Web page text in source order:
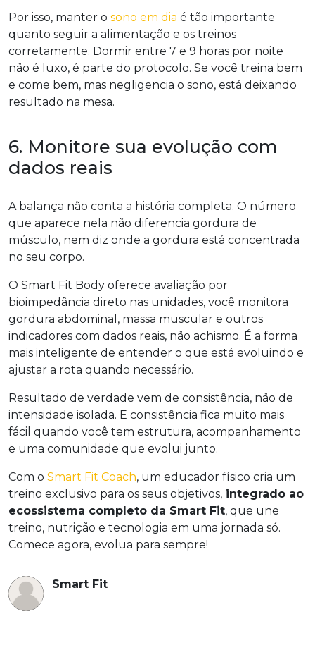
Por isso, manter o sono em dia é tão importante
quanto seguir a alimentação e os treinos
corretamente. Dormir entre 7 e 9 horas por noite
não é luxo, é parte do protocolo. Se você treina bem
e come bem, mas negligencia o sono, está deixando
resultado na mesa.
6. Monitore sua evolução com
dados reais
A balança não conta a história completa. O número
que aparece nela não diferencia gordura de
músculo, nem diz onde a gordura está concentrada
no seu corpo.
O Smart Fit Body oferece avaliação por
bioimpedância direto nas unidades, você monitora
gordura abdominal, massa muscular e outros
indicadores com dados reais, não achismo. É a forma
mais inteligente de entender o que está evoluindo e
ajustar a rota quando necessário.
Resultado de verdade vem de consistência, não de
intensidade isolada. E consistência fica muito mais
fácil quando você tem estrutura, acompanhamento
e uma comunidade que evolui junto.
Com o Smart Fit Coach, um educador físico cria um
treino exclusivo para os seus objetivos, integrado ao
ecossistema completo da Smart Fit, que une
treino, nutrição e tecnologia em uma jornada só.
Comece agora, evolua para sempre!
Smart Fit